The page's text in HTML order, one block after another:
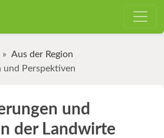
Aus der Region
und Perspektiven
und
der Landwirte